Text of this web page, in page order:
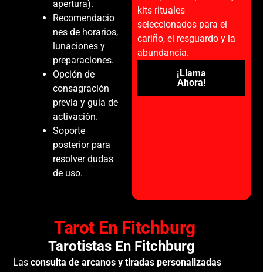
apertura).
Recomendacio
nes de horarios,
lunaciones y
preparaciones.
Opción de
consagración
previa y guía de
activación.
Soporte
posterior para
resolver dudas
de uso.
kits rituales
seleccionados para el
cariño, el resguardo y la
abundancia.
¡Llama
Ahora!
Tarot En Fitchburg
Tarotistas En Fitchburg
Las consulta de arcanos y tiradas personalizadas